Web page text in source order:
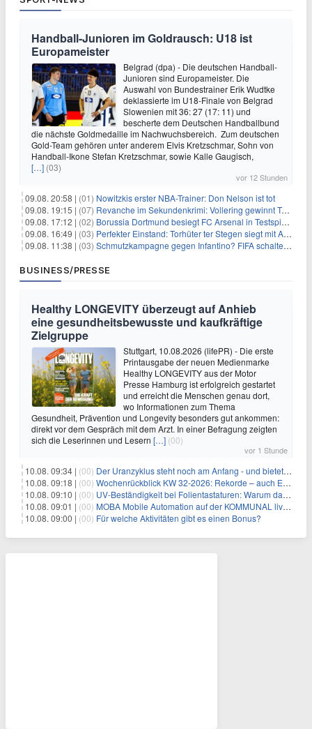
Handball-Junioren im Goldrausch: U18 ist
Europameister
Belgrad (dpa) - Die deutschen Handball-
Junioren sind Europameister. Die
Auswahl von Bundestrainer Erik Wudtke
deklassierte im U18-Finale von Belgrad
Slowenien mit 36: 27 (17: 11) und
bescherte dem Deutschen Handballbund
die nächste Goldmedaille im Nachwuchsbereich. Zum deutschen
Gold-Team gehören unter anderem Elvis Kretzschmar, Sohn von
Handball-Ikone Stefan Kretzschmar, sowie Kalle Gaugisch,
[…] (03)
vor 12 Stunden
09.08. 20:58 | (01) Nowitzkis erster NBA-Trainer: Don Nelson ist tot
09.08. 19:15 | (07) Revanche im Sekundenkrimi: Vollering gewinnt Tour
09.08. 17:12 | (02) Borussia Dortmund besiegt FC Arsenal in Testspiel mit 3:2
09.08. 16:49 | (03) Perfekter Einstand: Torhüter ter Stegen siegt mit Ajax
09.08. 11:38 | (03) Schmutzkampagne gegen Infantino? FIFA schaltet auf Angriff
BUSINESS/PRESSE
Healthy LONGEVITY überzeugt auf Anhieb
eine gesundheitsbewusste und kaufkräftige
Zielgruppe
Stuttgart, 10.08.2026 (lifePR) - Die erste
Printausgabe der neuen Medienmarke
Healthy LONGEVITY aus der Motor
Presse Hamburg ist erfolgreich gestartet
und erreicht die Menschen genau dort,
wo Informationen zum Thema
Gesundheit, Prävention und Longevity besonders gut ankommen:
direkt vor dem Gespräch mit dem Arzt. In einer Befragung zeigten
sich die Leserinnen und Lesern […] (00)
vor 1 Stunde
10.08. 09:34 | (00) Der Uranzyklus steht noch am Anfang - und bietet Chancen
10.08. 09:18 | (00) Wochenrückblick KW 32-2026: Rekorde – auch Edelmetalle melden sich zurück!
10.08. 09:10 | (00) UV-Beständigkeit bei Folientastaturen: Warum das Material allein nicht über die Lebensdauer entscheidet
10.08. 09:01 | (00) MOBA Mobile Automation auf der KOMMUNAL live in Fulda
10.08. 09:00 | (00) Für welche Aktivitäten gibt es einen Bonus?